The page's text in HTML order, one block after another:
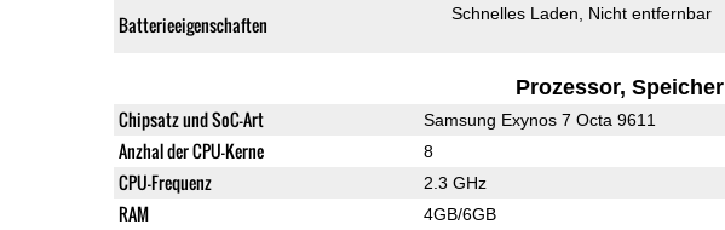
Batterieeigenschaften Schnelles Laden Nicht entfernbar
Prozessor, Speicher
Chipsatz und SoC-Art Samsung Exynos 7 Octa 9611
Anzhal der CPU-Kerne 8
CPU-Frequenz 2.3 GHz
RAM 4GB/6GB